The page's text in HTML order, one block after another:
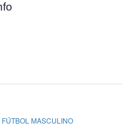
FÚTBOL MASCULINO